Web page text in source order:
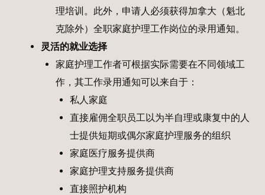
理培训。此外，申请人必须获得加拿大（魁北
克除外）全职家庭护理工作岗位的录用通知。
灵活的就业选择
家庭护理工作者可根据实际需要在不同领域工
作，其工作录用通知可以来自于：
私人家庭
直接雇佣全职员工以为半自理或康复中的人
士提供短期或偶尔家庭护理服务的组织
家庭医疗服务提供商
家庭护理支持服务提供商
直接照护机构